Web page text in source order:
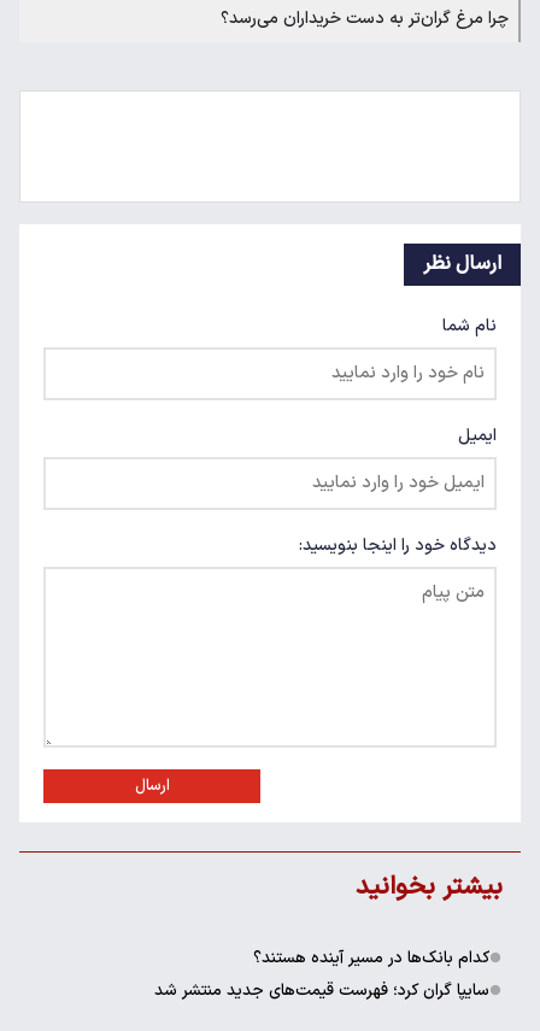
چرا مرغ گران‌تر به دست خریداران می‌رسد؟
ارسال نظر
نام شما
ایمیل
دیدگاه خود را اینجا بنویسید:
ارسال
بیشتر بخوانید
کدام بانک‌ها در مسیر آینده هستند؟
سایپا گران کرد؛ فهرست قیمت‌های جدید منتشر شد